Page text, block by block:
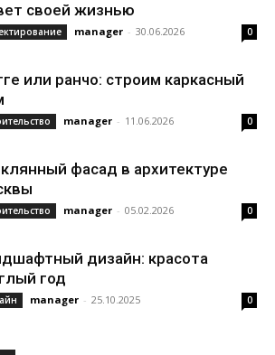
своей жизнью
manager - 30.06.2026 0
или ранчо: строим каркасный
manager - 11.06.2026 0
фасад в архитектуре
manager - 05.02.2026 0
дизайн: красота
год
manager - 25.10.2025 0